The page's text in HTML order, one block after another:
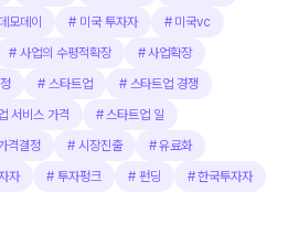
데모데이 # 미국 투자자 # 미국vc
#사업의 수평적확장 #사업확장
# 스타트업 # 스타트업 경쟁
서비스 가격 #스타트업 일
격결정 # 시장진출 #유료화
자 # 투자펑크 # 펀딩 #한국투자자